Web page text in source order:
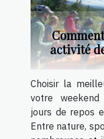
activité
Choisir la
votre
jours de repos
Entre nature,